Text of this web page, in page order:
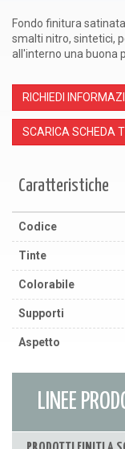
Fondo finitura
smalti nitro, sintetici,
all'interno una buona
RICHIEDI
SCARICA SCHEDA
Caratteristiche
Codice
Tinte
Colorabile
Supporti
Aspetto
LINEE